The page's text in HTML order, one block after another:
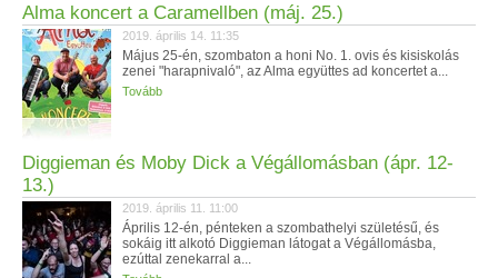
Alma koncert a Caramellben (máj. 25.)
2019. április 14. 11:35
Május 25-én, szombaton a honi No. 1. ovis és kisiskolás
zenei "harapnivaló", az Alma együttes ad koncertet a...
Tovább
Diggieman és Moby Dick a Végállomásban (ápr. 12-
13.)
2019. április 11. 11:00
Április 12-én, pénteken a szombathelyi születésű, és
sokáig itt alkotó Diggieman látogat a Végállomásba,
ezúttal zenekarral a...